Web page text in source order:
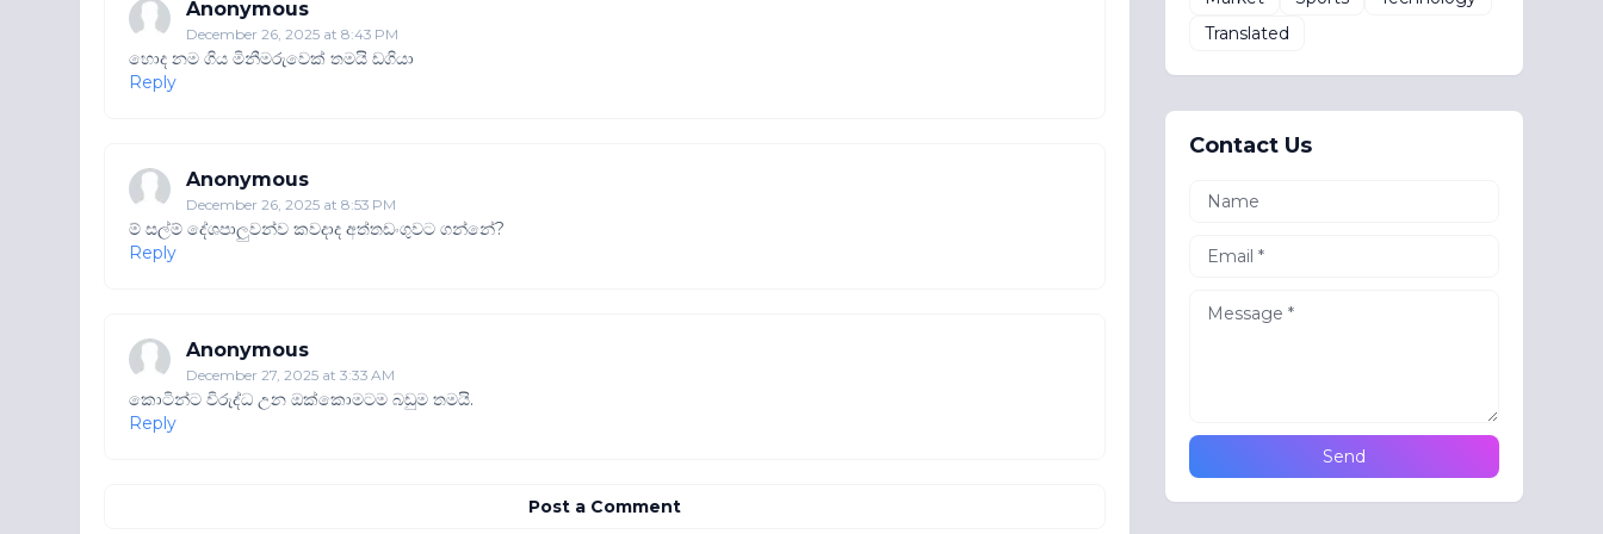
Anonymous
December 26, 2025 at 8:43 PM
හොද නම ගිය මිනීමරුවෙක් තමයි ඩගියා
Reply
Anonymous
December 26, 2025 at 8:53 PM
ම් සල්ම් දේශපාලුවන්ව කවදාද අත්තඩංගුවට ගන්නේ?
Reply
Anonymous
December 27, 2025 at 3:33 AM
කොටින්ට විරුද්ධ උන ඔක්කොමටම බඩුම තමයි.
Reply
Post a Comment
Translated
Contact Us